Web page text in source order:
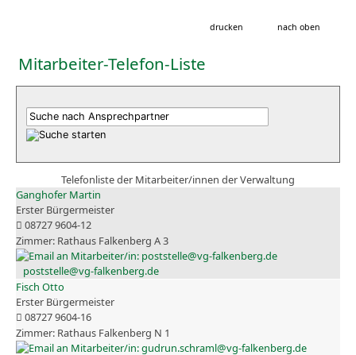
drucken nach oben
Mitarbeiter-Telefon-Liste
Telefonliste der Mitarbeiter/innen der Verwaltung
Ganghofer Martin
Erster Bürgermeister
08727 9604-12
Rathaus Falkenberg A 3
poststelle@vg-falkenberg.de
Fisch Otto
Erster Bürgermeister
08727 9604-16
Rathaus Falkenberg N 1